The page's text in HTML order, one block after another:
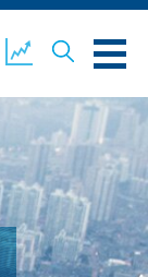
公司新聞